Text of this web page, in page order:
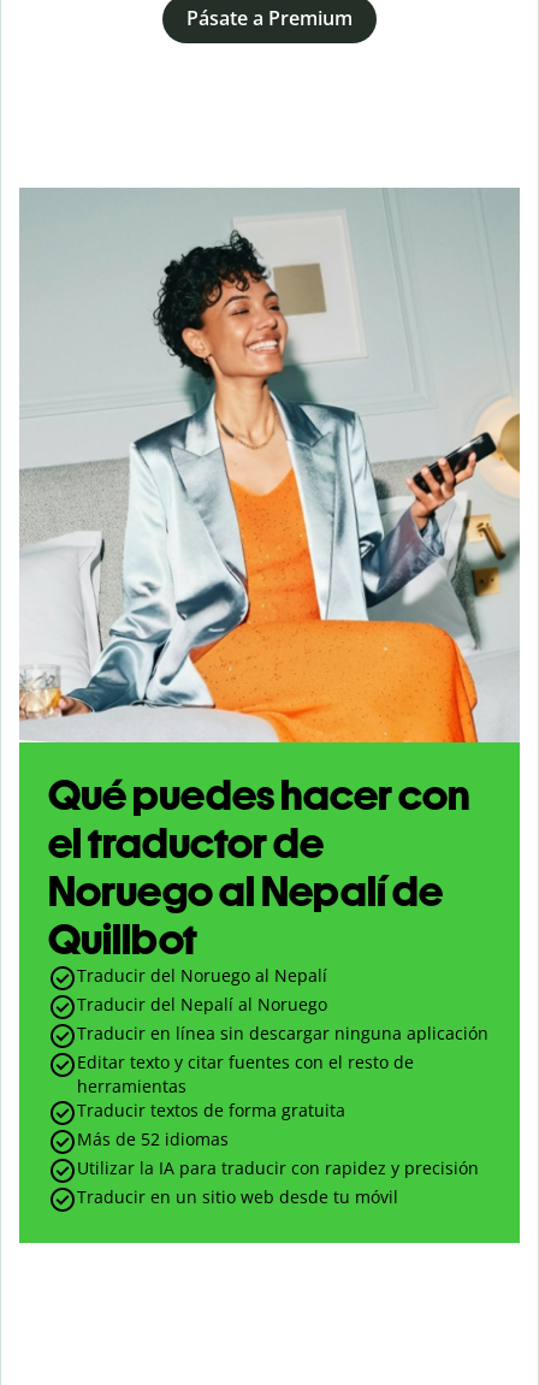
Pásate a Premium
Qué puedes hacer con
el traductor de
Noruego al Nepalí de
Quillbot
Traducir del Noruego al Nepalí
Traducir del Nepalí al Noruego
Traducir en línea sin descargar ninguna aplicación
Editar texto y citar fuentes con el resto de
herramientas
Traducir textos de forma gratuita
Más de 52 idiomas
Utilizar la IA para traducir con rapidez y precisión
Traducir en un sitio web desde tu móvil